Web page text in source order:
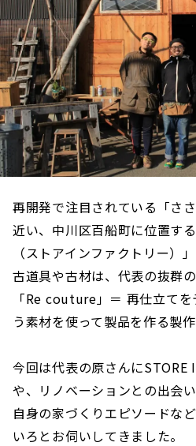
再開発で注目されている「さ
近い、中川区百船町に位置す
（ストアインファクトリー）
古道具や古材は、代表の抜群
「Re couture」＝ 再仕立て
う素材を使って製品を作る製作
今回は代表の原さんにSTORE
や、リノベーションとの出会
自身の家づくりエピソードな
いろとお伺いしてきました。